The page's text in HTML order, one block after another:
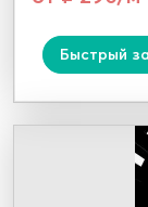
Быстрый